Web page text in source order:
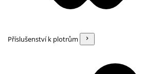
Příslušenství k plotrům